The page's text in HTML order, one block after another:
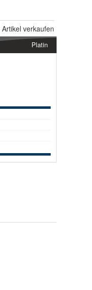
Artikel verkaufen
Platin